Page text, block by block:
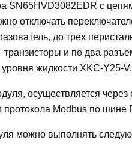
SN65HVD3082EDR с
отключать
до трех
и по два
жидкости XKC-Y25-V.
осуществляется через
протокола Modbus по шине
можно выполнять